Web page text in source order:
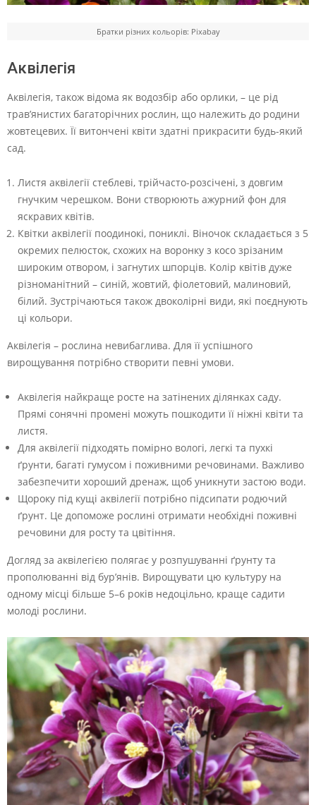
Братки різних кольорів: Pixabay
Аквілегія
Аквілегія, також відома як водозбір або орлики, – це рід
трав’янистих багаторічних рослин, що належить до родини
жовтецевих. Її витончені квіти здатні прикрасити будь-який
сад.
Листя аквілегії стеблеві, трійчасто-розсічені, з довгим
гнучким черешком. Вони створюють ажурний фон для
яскравих квітів.
Квітки аквілегії поодинокі, пониклі. Віночок складається з 5
окремих пелюсток, схожих на воронку з косо зрізаним
широким отвором, і загнутих шпорців. Колір квітів дуже
різноманітний – синій, жовтий, фіолетовий, малиновий,
білий. Зустрічаються також двоколірні види, які поєднують
ці кольори.
Аквілегія – рослина невибаглива. Для її успішного
вирощування потрібно створити певні умови.
Аквілегія найкраще росте на затінених ділянках саду.
Прямі сонячні промені можуть пошкодити її ніжні квіти та
листя.
Для аквілегії підходять помірно вологі, легкі та пухкі
ґрунти, багаті гумусом і поживними речовинами. Важливо
забезпечити хороший дренаж, щоб уникнути застою води.
Щороку під кущі аквілегії потрібно підсипати родючий
ґрунт. Це допоможе рослині отримати необхідні поживні
речовини для росту та цвітіння.
Догляд за аквілегією полягає у розпушуванні ґрунту та
прополюванні від бур’янів. Вирощувати цю культуру на
одному місці більше 5–6 років недоцільно, краще садити
молоді рослини.